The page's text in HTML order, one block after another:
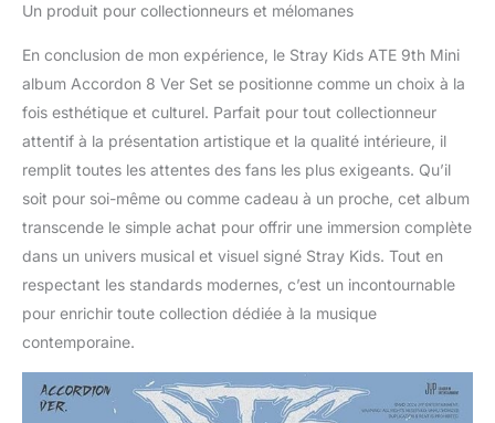
Un produit pour collectionneurs et mélomanes
En conclusion de mon expérience, le Stray Kids ATE 9th Mini
album Accordon 8 Ver Set se positionne comme un choix à la
fois esthétique et culturel. Parfait pour tout collectionneur
attentif à la présentation artistique et la qualité intérieure, il
remplit toutes les attentes des fans les plus exigeants. Qu’il
soit pour soi-même ou comme cadeau à un proche, cet album
transcende le simple achat pour offrir une immersion complète
dans un univers musical et visuel signé Stray Kids. Tout en
respectant les standards modernes, c’est un incontournable
pour enrichir toute collection dédiée à la musique
contemporaine.